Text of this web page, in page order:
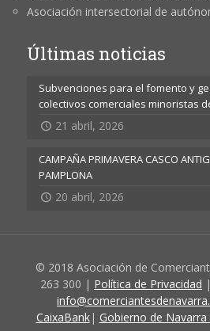
Asociación intersectorial de
Últimas noticias
Subvenciones para el fomento y
colectivos comerciales minoristas
21 abril, 2026
CAMPAÑA PRIMAVERA CASCO
PAMPLONA
20 abril, 2026
© 2018 Asociación de
263 300 | Política de Privacidad |
CaixaBank| Gobierno de